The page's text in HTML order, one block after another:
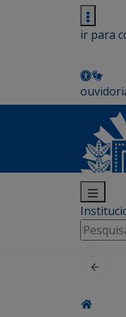
ir para
por: